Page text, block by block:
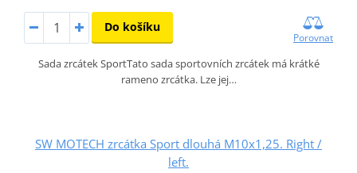
Do košíku
Porovnat
Sada zrcátek SportTato sada sportovních zrcátek má krátké
rameno zrcátka. Lze jej…
SW MOTECH zrcátka Sport dlouhá M10x1,25. Right /
left.